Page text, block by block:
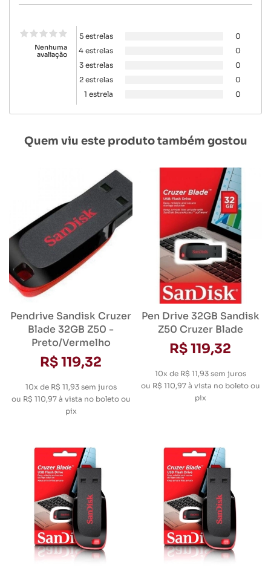
Nenhuma
avaliação
5 estrelas
0
4 estrelas
0
3 estrelas
0
2 estrelas
0
1 estrela
0
Quem viu este produto também gostou
Pendrive Sandisk Cruzer
Blade 32GB Z50 -
Preto/Vermelho
R$ 119,32
10x de R$ 11,93 sem juros
ou R$ 110,97à vista no boleto ou
pix
Pen Drive 32GB Sandisk
Z50 Cruzer Blade
R$ 119,32
10x de R$ 11,93 sem juros
ou R$ 110,97à vista no boleto ou
pix